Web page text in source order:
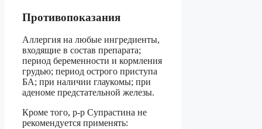
Противопоказания
Аллергия на любые ингредиенты,
входящие в состав препарата;
период беременности и кормления
грудью; период острого приступа
БА; при наличии глаукомы; при
аденоме предстательной железы.
Кроме того, р-р Супрастина не
рекомендуется применять: